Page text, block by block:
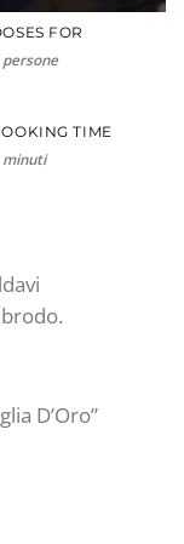
FOR
persone
TIME
minuti
D’Oro”